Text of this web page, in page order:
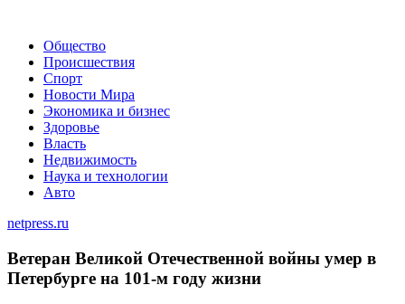
Общество
Происшествия
Спорт
Новости Мира
Экономика и бизнес
Здоровье
Власть
Недвижимость
Наука и технологии
Авто
netpress.ru
Ветеран Великой Отечественной войны умер в
Петербурге на 101-м году жизни